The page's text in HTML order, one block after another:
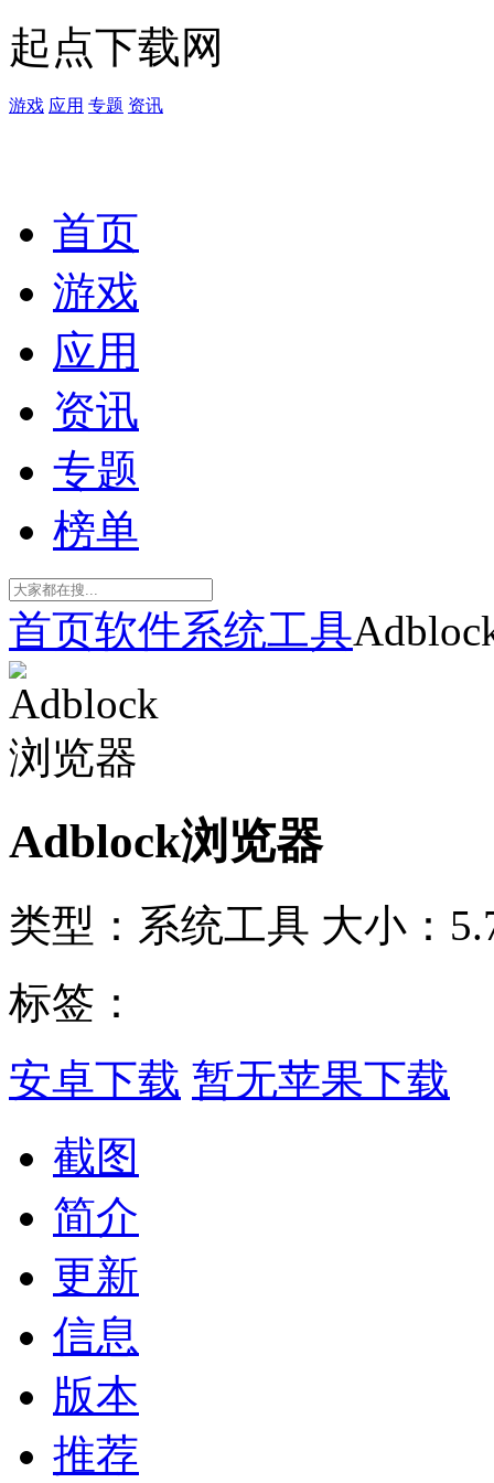
起点下载网
游戏 应用 专题 资讯
首页
游戏
应用
资讯
专题
榜单
首页软件系统工具
Adblock浏览器
类型：系统工具 大小：
标签：
安卓下载 暂无苹果下载
截图
简介
更新
信息
版本
推荐